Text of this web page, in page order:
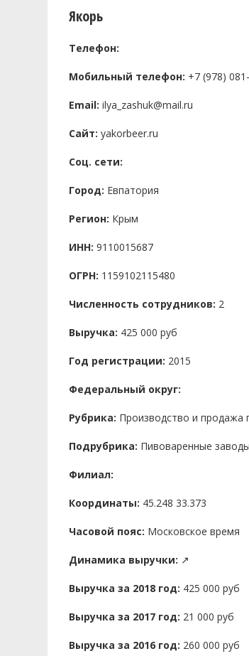
Якорь
Телефон:
Мобильный телефон: +7 (978)
Email: ilya_zashuk@mail.ru
Сайт: yakorbeer.ru
Соц. сети:
Город: Евпатория
Регион: Крым
ИНН: 9110015687
ОГРН: 1159102115480
Численность сотрудников: 2
Выручка: 425 000 руб
Год регистрации: 2015
Федеральный округ:
Рубрика: Производство и продажа
Подрубрика: Пивоваренные заводы
Филиал:
Координаты: 45.248 33.373
Часовой пояс: Московское время
Динамика выручки: ↗
Выручка за 2018 год: 425 000 руб
Выручка за 2017 год: 21 000 руб
Выручка за 2016 год: 260 000 руб